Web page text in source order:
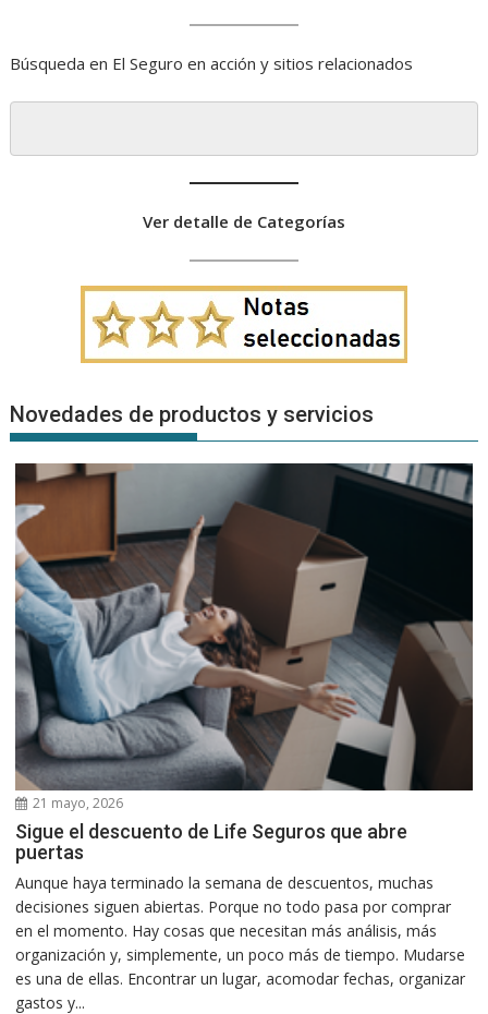
Búsqueda en El Seguro en acción y sitios relacionados
Ver detalle de Categorías
Novedades de productos y servicios
21 mayo, 2026
Sigue el descuento de Life Seguros que abre
puertas
Aunque haya terminado la semana de descuentos, muchas
decisiones siguen abiertas. Porque no todo pasa por comprar
en el momento. Hay cosas que necesitan más análisis, más
organización y, simplemente, un poco más de tiempo. Mudarse
es una de ellas. Encontrar un lugar, acomodar fechas, organizar
gastos y...